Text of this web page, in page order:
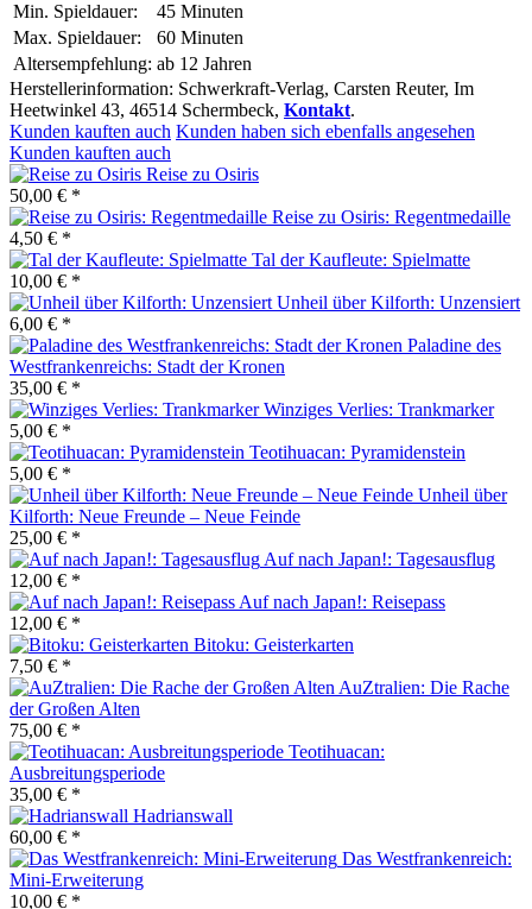
Min. Spieldauer:
45 Minuten
Max. Spieldauer:
60 Minuten
Altersempfehlung: ab 12 Jahren
Herstellerinformation: Schwerkraft-Verlag, Carsten Reuter, Im
Heetwinkel 43, 46514 Schermbeck, Kontakt.
Kunden kauften auch Kunden haben sich ebenfalls angesehen
Kunden kauften auch
Reise zu Osiris
50,00 € *
Reise zu Osiris: Regentmedaille
4,50 € *
Tal der Kaufleute: Spielmatte
10,00 € *
Unheil über Kilforth: Unzensiert
6,00 € *
Paladine des
Westfrankenreichs: Stadt der Kronen
35,00 € *
Winziges Verlies: Trankmarker
5,00 € *
Teotihuacan: Pyramidenstein
5,00 € *
Unheil über
Kilforth: Neue Freunde – Neue Feinde
25,00 € *
Auf nach Japan!: Tagesausflug
12,00 € *
Auf nach Japan!: Reisepass
12,00 € *
Bitoku: Geisterkarten
7,50 € *
AuZtralien: Die Rache
der Großen Alten
75,00 € *
Teotihuacan:
Ausbreitungsperiode
35,00 € *
Hadrianswall
60,00 € *
Das Westfrankenreich:
Mini-Erweiterung
10,00 € *